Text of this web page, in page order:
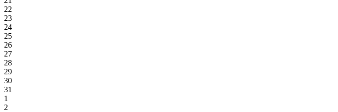
22
23
24
25
26
27
28
29
30
31
1
2